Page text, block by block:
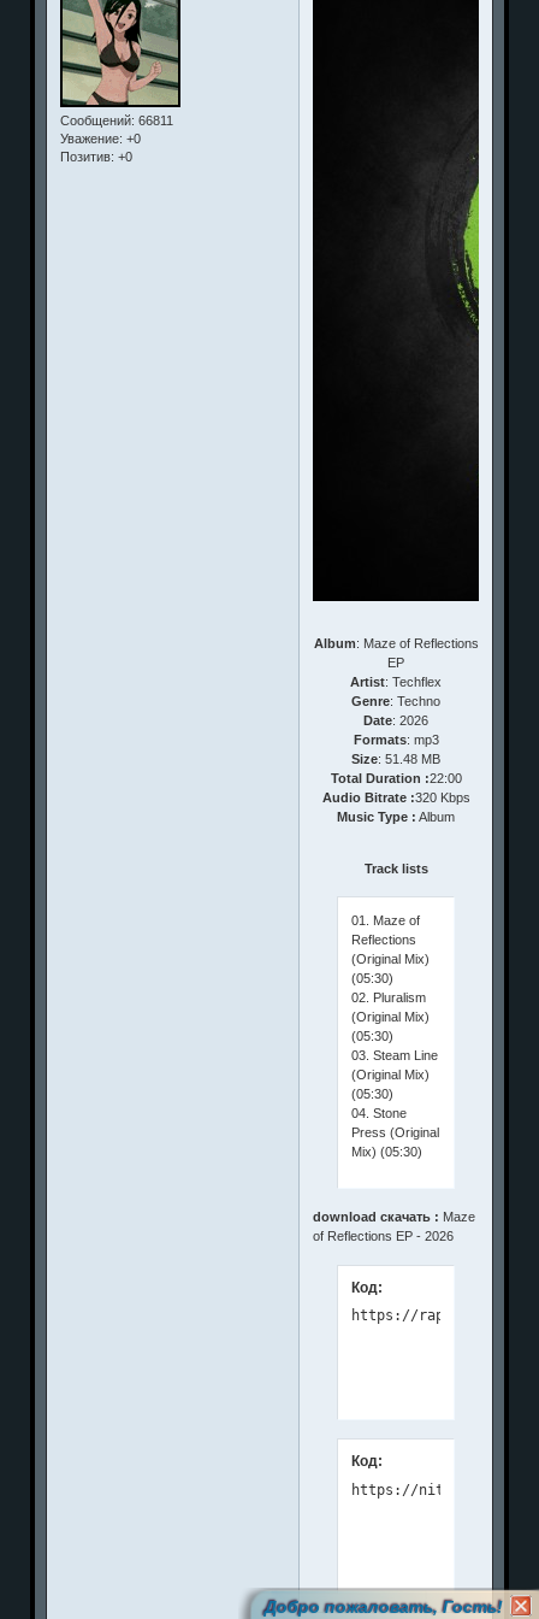
Сообщений: 66811
Уважение: +0
Позитив: +0
Album: Maze of Reflections
EP
Artist: Techflex
Genre: Techno
Date: 2026
Formats: mp3
Size: 51.48 MB
Total Duration :22:00
Audio Bitrate :320 Kbps
Music Type : Album
Track lists
01. Maze of
Reflections
(Original Mix)
(05:30)
02. Pluralism
(Original Mix)
(05:30)
03. Steam Line
(Original Mix)
(05:30)
04. Stone
Press (Original
Mix) (05:30)
download скачать : Maze
of Reflections EP - 2026
Код:
Код:
Добро пожаловать, Гость!